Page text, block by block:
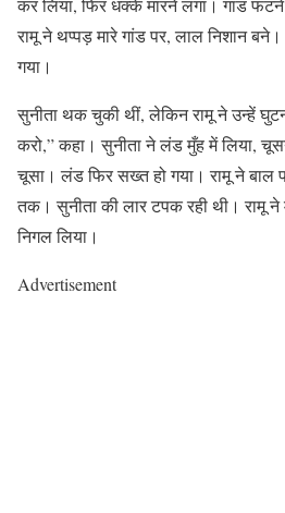
कर लिया, फिर धक्के मारने लगा। गांड
रामू ने थप्पड़ मारे गांड पर, लाल निशान
गया।
सुनीता थक चुकी थीं, लेकिन रामू ने उन्हें
करो,” कहा। सुनीता ने लंड मुँह में लिया,
चूसा। लंड फिर सख्त हो गया। रामू ने
तक। सुनीता की लार टपक रही थी। रामू ने
निगल लिया।
Advertisement